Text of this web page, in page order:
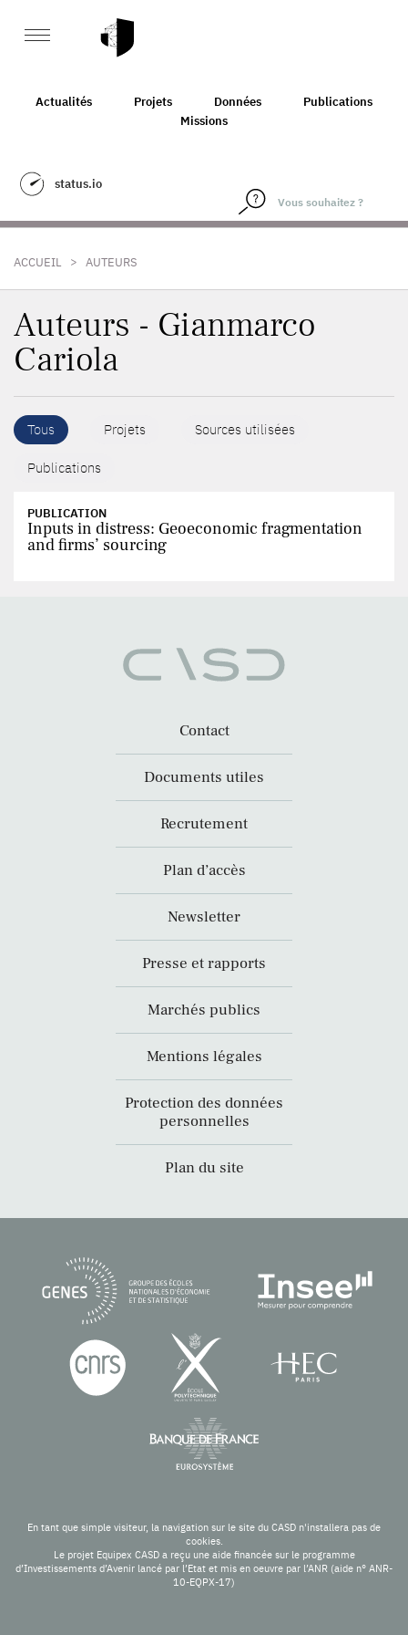
Actualités Projets Données
Publications
Missions
status.io
ACCUEIL > AUTEURS
Auteurs - Gianmarco
Cariola
Tous Projets Sources utilisées
Publications
PUBLICATION
Inputs in distress: Geoeconomic fragmentation
and firms’ sourcing
Contact
Documents utiles
Recrutement
Plan d’accès
Newsletter
Presse et rapports
Marchés publics
Mentions légales
Protection des données
personnelles
Plan du site
En tant que simple visiteur, la navigation sur le site du CASD n'installera pas de
cookies.
Le projet Equipex CASD a reçu une aide financée sur le programme
d’Investissements d’Avenir lancé par l’Etat et mis en oeuvre par l’ANR (aide n° ANR-
10-EQPX-17)